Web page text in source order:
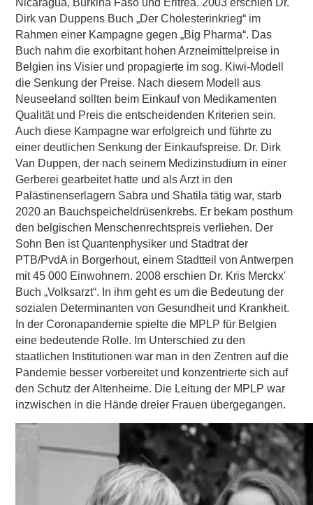
Nicaragua, Burkina Faso und Eritrea. 2003 erschien Dr.
Dirk van Duppens Buch „Der Cholesterinkrieg“ im
Rahmen einer Kampagne gegen „Big Pharma“. Das
Buch nahm die exorbitant hohen Arzneimittelpreise in
Belgien ins Visier und propagierte im sog. Kiwi-Modell
die Senkung der Preise. Nach diesem Modell aus
Neuseeland sollten beim Einkauf von Medikamenten
Qualität und Preis die entscheidenden Kriterien sein.
Auch diese Kampagne war erfolgreich und führte zu
einer deutlichen Senkung der Einkaufspreise. Dr. Dirk
Van Duppen, der nach seinem Medizinstudium in einer
Gerberei gearbeitet hatte und als Arzt in den
Palästinenserlagern Sabra und Shatila tätig war, starb
2020 an Bauchspeicheldrüsenkrebs. Er bekam posthum
den belgischen Menschenrechtspreis verliehen. Der
Sohn Ben ist Quantenphysiker und Stadtrat der
PTB/PvdA in Borgerhout, einem Stadtteil von Antwerpen
mit 45 000 Einwohnern. 2008 erschien Dr. Kris Merckx'
Buch „Volksarzt“. In ihm geht es um die Bedeutung der
sozialen Determinanten von Gesundheit und Krankheit.
In der Coronapandemie spielte die MPLP für Belgien
eine bedeutende Rolle. Im Unterschied zu den
staatlichen Institutionen war man in den Zentren auf die
Pandemie besser vorbereitet und konzentrierte sich auf
den Schutz der Altenheime. Die Leitung der MPLP war
inzwischen in die Hände dreier Frauen übergegangen.